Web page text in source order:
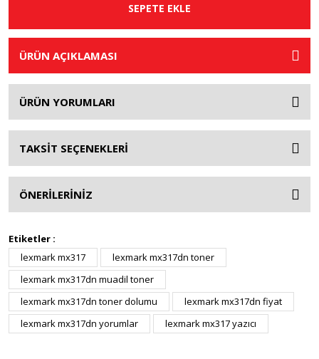
SEPETE EKLE
ÜRÜN AÇIKLAMASI
ÜRÜN YORUMLARI
TAKSİT SEÇENEKLERİ
ÖNERİLERİNİZ
Etiketler :
lexmark mx317
lexmark mx317dn toner
lexmark mx317dn muadil toner
lexmark mx317dn toner dolumu
lexmark mx317dn fiyat
lexmark mx317dn yorumlar
lexmark mx317 yazıcı